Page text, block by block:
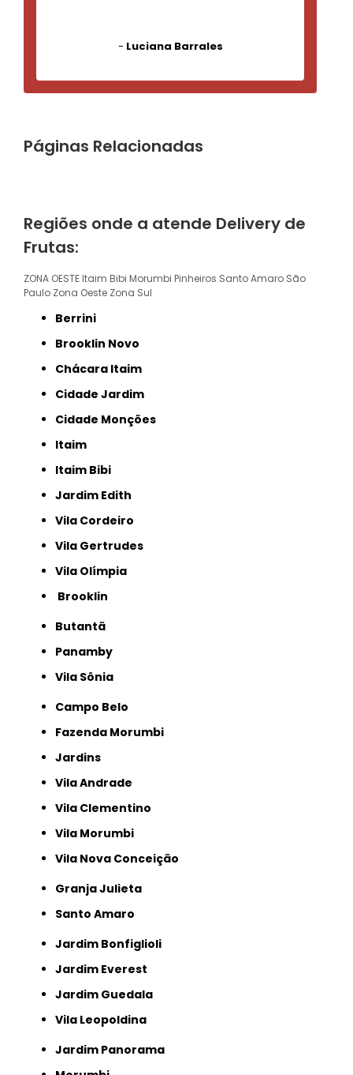
- Luciana Barrales
Páginas Relacionadas
Regiões onde a atende Delivery de
Frutas:
ZONA OESTE Itaim Bibi Morumbi Pinheiros Santo Amaro São
Paulo Zona Oeste Zona Sul
Berrini
Brooklin Novo
Chácara Itaim
Cidade Jardim
Cidade Monções
Itaim
Itaim Bibi
Jardim Edith
Vila Cordeiro
Vila Gertrudes
Vila Olímpia
Brooklin
Butantã
Panamby
Vila Sônia
Campo Belo
Fazenda Morumbi
Jardins
Vila Andrade
Vila Clementino
Vila Morumbi
Vila Nova Conceição
Granja Julieta
Santo Amaro
Jardim Bonfiglioli
Jardim Everest
Jardim Guedala
Vila Leopoldina
Jardim Panorama